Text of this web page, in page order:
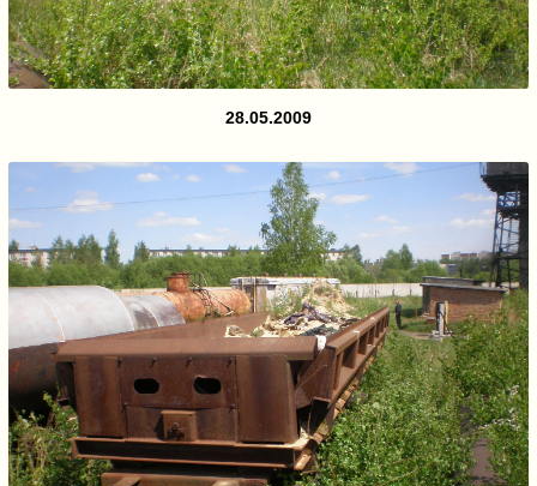
28.05.2009